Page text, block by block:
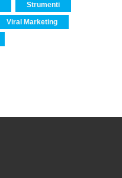
Strumenti
Viral Marketing